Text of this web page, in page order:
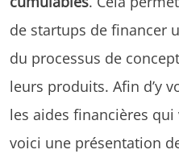
de startups de financer
du processus de
leurs produits. Afin d’y
les aides financières
voici une présentation